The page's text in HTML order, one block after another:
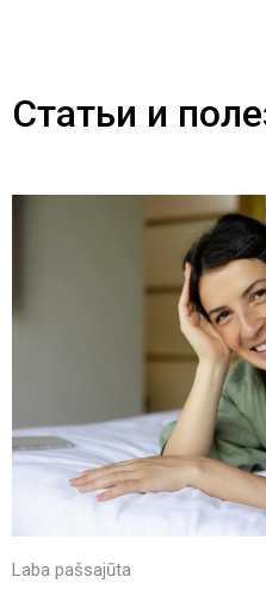
Статьи и
Laba pašsajūta